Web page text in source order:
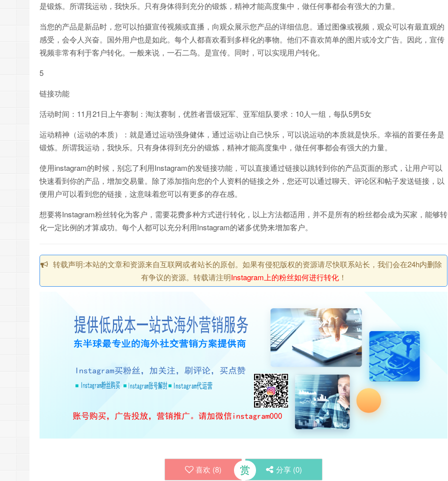
是锻炼。所谓我运动，我快乐。只有身体得到充分的锻炼，精神才能高度集中，做任何事都会有强大的力量。
当您的产品是新品时，您可以拍摄宣传视频或直播，向观众展示您产品的详细信息。通过图像或视频，观众可以有最直观的
感受，会令人兴奋。国外用户也是如此。每个人都喜欢看到多样化的事物。他们不喜欢简单的图片或冷文广告。因此，宣传
视频非常有利于客户转化。一般来说，一石二鸟。是宣传。同时，可以实现用户转化。
5
链接功能
活动时间：11月21日上午赛制：淘汰赛制，优胜者晋级冠军、亚军组队要求：10人一组，每队5男5女
运动精神（运动的本质）：就是通过运动强身健体，通过运动让自己快乐，可以说运动的本质就是快乐。幸福的首要任务是
锻炼。所谓我运动，我快乐。只有身体得到充分的锻炼，精神才能高度集中，做任何事都会有强大的力量。
使用instagram的时候，别忘了利用Instagram的发链接功能，可以直接通过链接以跳转到你的产品页面的形式，让用户可以
快速看到你的产品，增加交易量。除了添加指向您的个人资料的链接之外，您还可以通过聊天、评论区和帖子发送链接，以
便用户可以看到您的链接，这意味着您可以有更多的存在感。
想要将Instagram粉丝转化为客户，需要花费多种方式进行转化，以上方法都适用，并不是所有的粉丝都会成为买家，能够转
化一定比例的才算成功。每个人都可以充分利用Instagram的诸多优势来增加客户。
转载声明:本站的文章和资源来自互联网或者站长的原创。如果有侵犯版权的资源请尽快联系站长，我们会在24h内删除
有争议的资源。转载请注明Instagram上的粉丝如何进行转化！
喜欢 (8) 赏 分享 (0)